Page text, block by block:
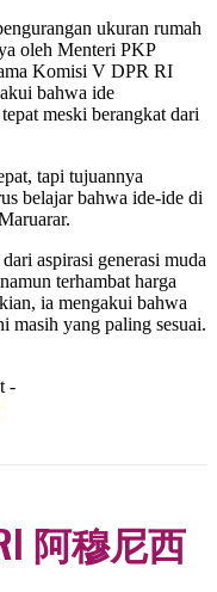
ukuran rumah
oleh Menteri PKP
Komisi V DPR RI
bahwa ide
meski berangkat dari
tapi tujuannya
belajar bahwa ide-ide di
aspirasi generasi muda
terhambat harga
ia mengakui bahwa
masih yang paling sesuai.
-
阿穆尼西